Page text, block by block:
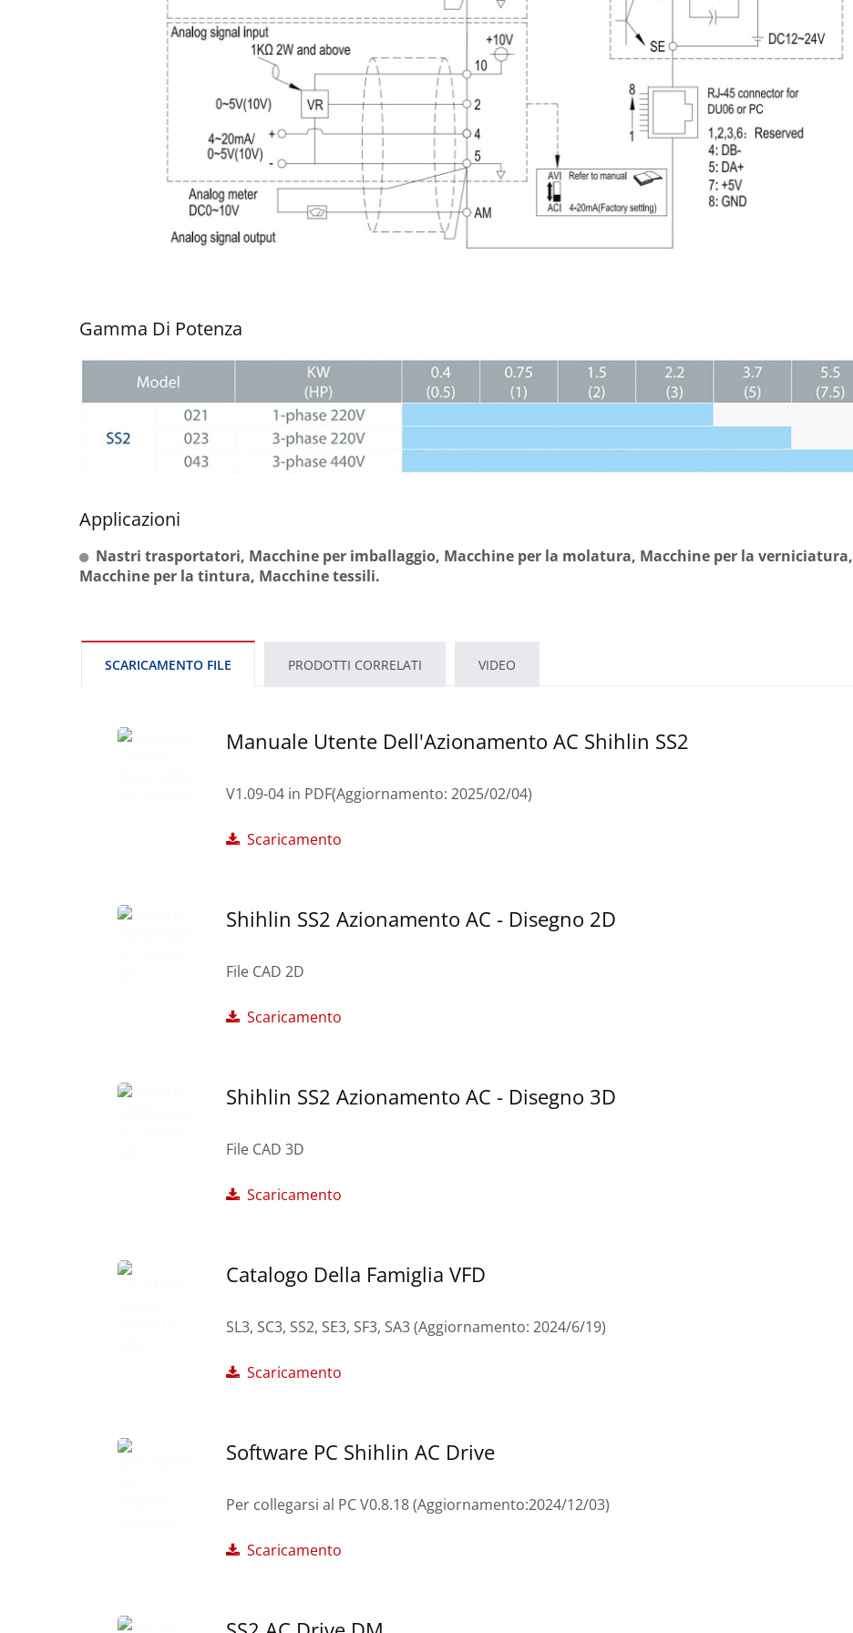
Gamma Di Potenza
Applicazioni
Nastri trasportatori, Macchine per imballaggio, Macchine per la molatura, Macchine per la verniciatura,
Macchine per la tintura, Macchine tessili.
SCARICAMENTO FILE PRODOTTI CORRELATI VIDEO
Manuale Utente Dell'Azionamento AC Shihlin SS2
V1.09-04 in PDF(Aggiornamento: 2025/02/04)
Scaricamento
Shihlin SS2 Azionamento AC - Disegno 2D
File CAD 2D
Scaricamento
Shihlin SS2 Azionamento AC - Disegno 3D
File CAD 3D
Scaricamento
Catalogo Della Famiglia VFD
SL3, SC3, SS2, SE3, SF3, SA3 (Aggiornamento: 2024/6/19)
Scaricamento
Software PC Shihlin AC Drive
Per collegarsi al PC V0.8.18 (Aggiornamento:2024/12/03)
Scaricamento